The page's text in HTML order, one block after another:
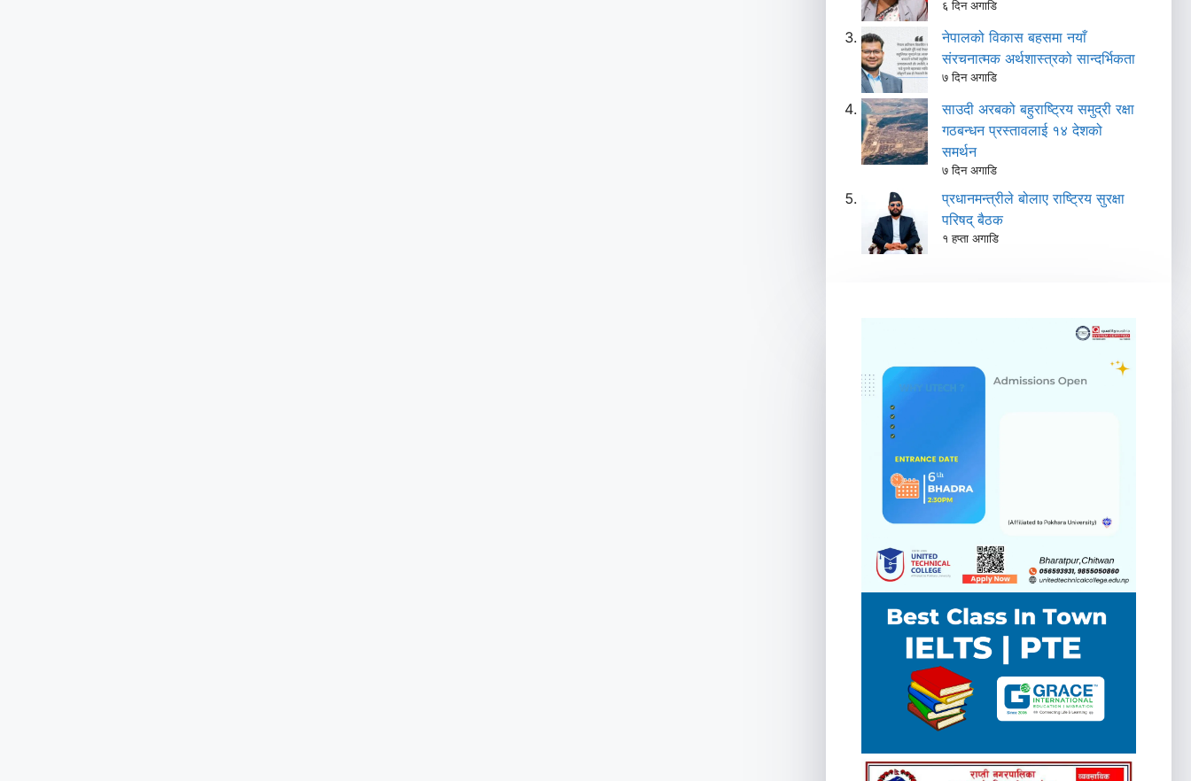
६ दिन अगाडि
नेपालको विकास बहसमा नयाँ
संरचनात्मक अर्थशास्त्रको सान्दर्भिकता
७ दिन अगाडि
साउदी अरबको बहुराष्ट्रिय समुद्री रक्षा
गठबन्धन प्रस्तावलाई १४ देशको
समर्थन
७ दिन अगाडि
प्रधानमन्त्रीले बोलाए राष्ट्रिय सुरक्षा
परिषद् बैठक
१ हप्ता अगाडि